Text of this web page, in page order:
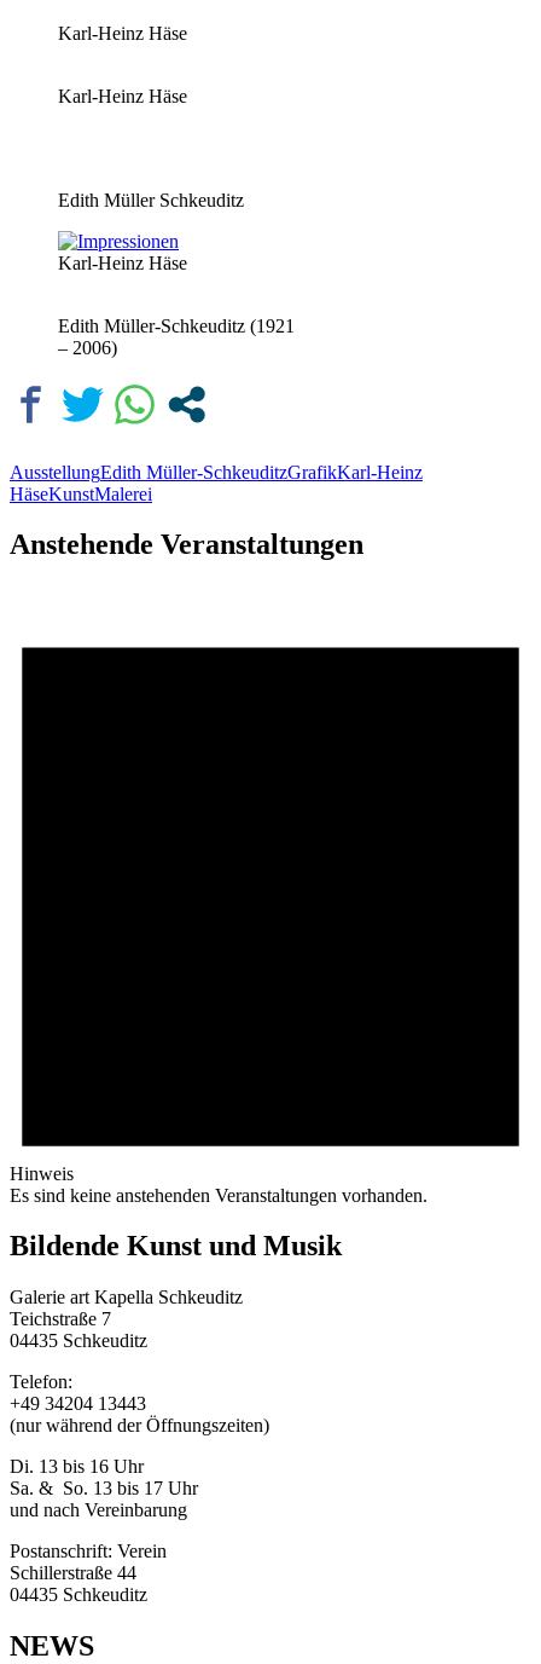
Karl-Heinz Häse
Karl-Heinz Häse
Edith Müller Schkeuditz
Karl-Heinz Häse
Edith Müller-Schkeuditz (1921
– 2006)
AusstellungEdith Müller-SchkeuditzGrafikKarl-Heinz
HäseKunstMalerei
Anstehende Veranstaltungen
Hinweis
Es sind keine anstehenden Veranstaltungen vorhanden.
Bildende Kunst und Musik
Galerie art Kapella Schkeuditz
Teichstraße 7
04435 Schkeuditz
Telefon:
+49 34204 13443
(nur während der Öffnungszeiten)
Di. 13 bis 16 Uhr
Sa. & So. 13 bis 17 Uhr
und nach Vereinbarung
Postanschrift: Verein
Schillerstraße 44
04435 Schkeuditz
NEWS